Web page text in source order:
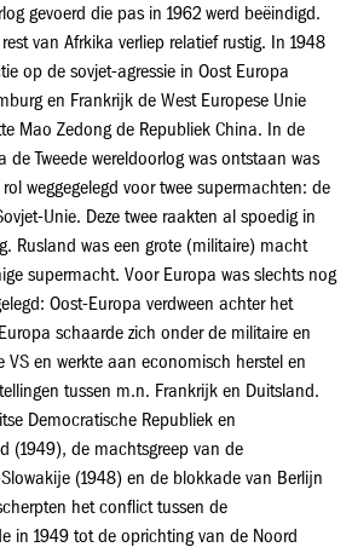
gevoerd die pas in 1962 werd beëindigd.
van Afrkika verliep relatief rustig. In 1948
op de sovjet-agressie in Oost Europa
en Frankrijk de West Europese Unie
Mao Zedong de Republiek China. In de
de Tweede wereldoorlog was ontstaan was
weggegelegd voor twee supermachten: de
Unie. Deze twee raakten al spoedig in
Rusland was een grote (militaire) macht
supermacht. Voor Europa was slechts nog
Oost-Europa verdween achter het
schaarde zich onder de militaire en
en werkte aan economisch herstel en
tussen m.n. Frankrijk en Duitsland.
Democratische Republiek en
(1949), de machtsgreep van de
(1948) en de blokkade van Berlijn
het conflict tussen de
in 1949 tot de oprichting van de Noord